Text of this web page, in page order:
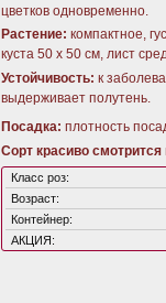
цветков одновременно.
Растение: компактное,
куста 50 х 50 см, лист
Устойчивость: к
выдерживает полутень.
Посадка: плотность
Сорт красиво смотрится
Класс роз:
Возраст:
Контейнер:
АКЦИЯ: